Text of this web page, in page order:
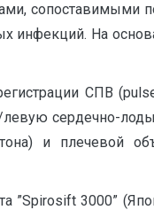
сопоставимыми
На
СПВ
левую
и плечевой
3000”